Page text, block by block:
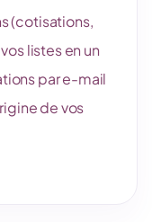
(cotisations,
listes en un
par e-mail
de vos